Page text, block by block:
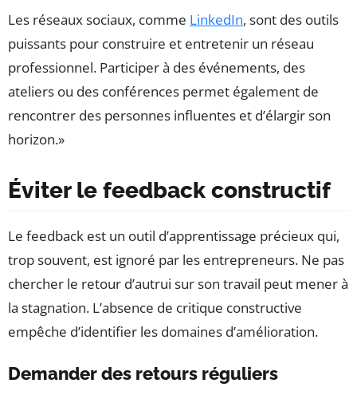
Les réseaux sociaux, comme LinkedIn, sont des outils
puissants pour construire et entretenir un réseau
professionnel. Participer à des événements, des
ateliers ou des conférences permet également de
rencontrer des personnes influentes et d’élargir son
horizon.»
Éviter le feedback constructif
Le feedback est un outil d’apprentissage précieux qui,
trop souvent, est ignoré par les entrepreneurs. Ne pas
chercher le retour d’autrui sur son travail peut mener à
la stagnation. L’absence de critique constructive
empêche d’identifier les domaines d’amélioration.
Demander des retours réguliers